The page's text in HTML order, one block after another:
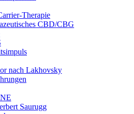
Therapie
CBD/CBG
nach Lakhovsky
Saurugg